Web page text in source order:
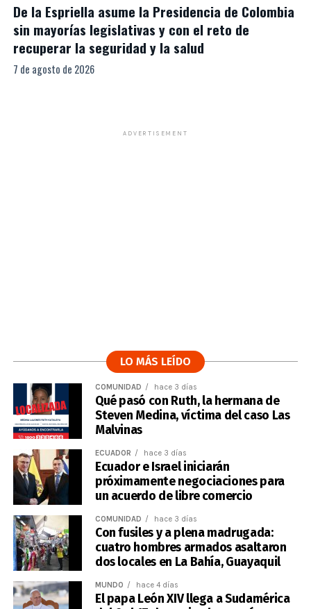
De la Espriella asume la Presidencia de Colombia
sin mayorías legislativas y con el reto de
recuperar la seguridad y la salud
7 de agosto de 2026
ADVERTISEMENT
LO MÁS LEÍDO
COMUNIDAD hace 3 días
Qué pasó con Ruth, la hermana de
Steven Medina, víctima del caso Las
Malvinas
ECUADOR hace 3 días
Ecuador e Israel iniciarán
próximamente negociaciones para
un acuerdo de libre comercio
COMUNIDAD hace 3 días
Con fusiles y a plena madrugada:
cuatro hombres armados asaltaron
dos locales en La Bahía, Guayaquil
MUNDO hace 4 días
El papa León XIV llega a Sudamérica